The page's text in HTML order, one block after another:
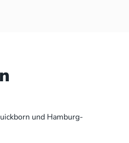
und Hamburg-